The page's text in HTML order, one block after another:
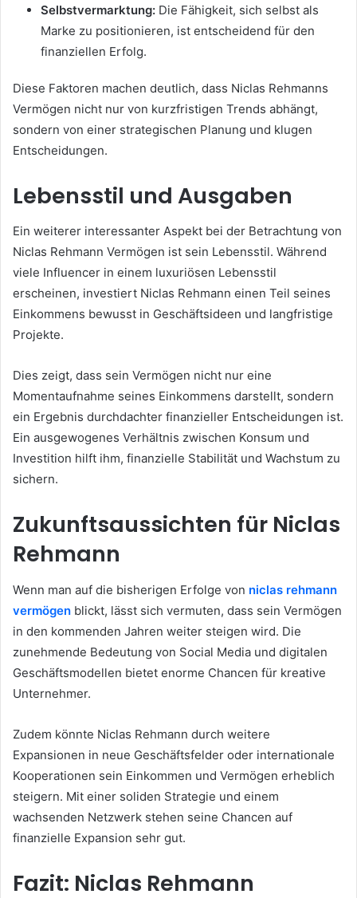
Selbstvermarktung: Die Fähigkeit, sich selbst als
Marke zu positionieren, ist entscheidend für den
finanziellen Erfolg.
Diese Faktoren machen deutlich, dass Niclas Rehmanns
Vermögen nicht nur von kurzfristigen Trends abhängt,
sondern von einer strategischen Planung und klugen
Entscheidungen.
Lebensstil und Ausgaben
Ein weiterer interessanter Aspekt bei der Betrachtung von
Niclas Rehmann Vermögen ist sein Lebensstil. Während
viele Influencer in einem luxuriösen Lebensstil
erscheinen, investiert Niclas Rehmann einen Teil seines
Einkommens bewusst in Geschäftsideen und langfristige
Projekte.
Dies zeigt, dass sein Vermögen nicht nur eine
Momentaufnahme seines Einkommens darstellt, sondern
ein Ergebnis durchdachter finanzieller Entscheidungen ist.
Ein ausgewogenes Verhältnis zwischen Konsum und
Investition hilft ihm, finanzielle Stabilität und Wachstum zu
sichern.
Zukunftsaussichten für Niclas
Rehmann
Wenn man auf die bisherigen Erfolge von niclas rehmann
vermögen blickt, lässt sich vermuten, dass sein Vermögen
in den kommenden Jahren weiter steigen wird. Die
zunehmende Bedeutung von Social Media und digitalen
Geschäftsmodellen bietet enorme Chancen für kreative
Unternehmer.
Zudem könnte Niclas Rehmann durch weitere
Expansionen in neue Geschäftsfelder oder internationale
Kooperationen sein Einkommen und Vermögen erheblich
steigern. Mit einer soliden Strategie und einem
wachsenden Netzwerk stehen seine Chancen auf
finanzielle Expansion sehr gut.
Fazit: Niclas Rehmann